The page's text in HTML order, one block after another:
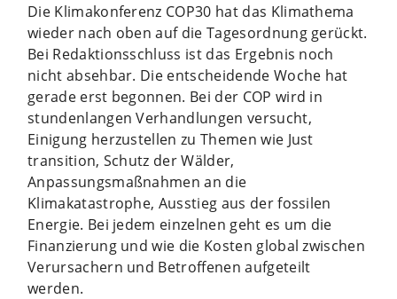
Die Klimakonferenz COP30 hat das Klimathema
wieder nach oben auf die Tagesordnung gerückt.
Bei Redaktionsschluss ist das Ergebnis noch
nicht absehbar. Die entscheidende Woche hat
gerade erst begonnen. Bei der COP wird in
stundenlangen Verhandlungen versucht,
Einigung herzustellen zu Themen wie Just
transition, Schutz der Wälder,
Anpassungsmaßnahmen an die
Klimakatastrophe, Ausstieg aus der fossilen
Energie. Bei jedem einzelnen geht es um die
Finanzierung und wie die Kosten global zwischen
Verursachern und Betroffenen aufgeteilt
werden.